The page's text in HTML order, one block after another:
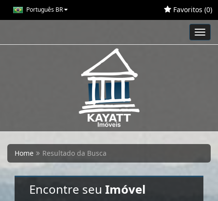
Português BR Favoritos (0)
Home Resultado da Busca
Encontre seu Imóvel